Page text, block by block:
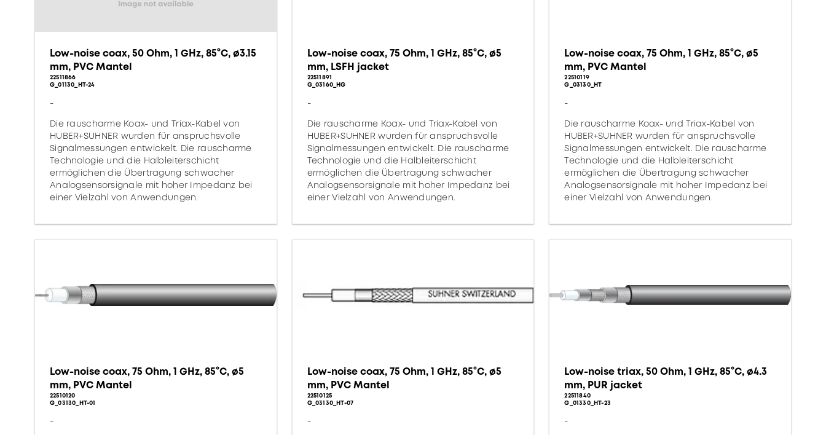
Low-noise coax, 50 Ohm, 1 GHz, 85°C, ø3.15
mm, PVC Mantel
22511866
G_01130_HT-24
-
Die rauscharme Koax- und Triax-Kabel von
HUBER+SUHNER wurden für anspruchsvolle
Signalmessungen entwickelt. Die rauscharme
Technologie und die Halbleiterschicht
ermöglichen die Übertragung schwacher
Analogsensorsignale mit hoher Impedanz bei
einer Vielzahl von Anwendungen.
Low-noise coax, 75 Ohm, 1 GHz, 85°C, ø5
mm, LSFH jacket
22511891
G_03160_HG
-
Die rauscharme Koax- und Triax-Kabel von
HUBER+SUHNER wurden für anspruchsvolle
Signalmessungen entwickelt. Die rauscharme
Technologie und die Halbleiterschicht
ermöglichen die Übertragung schwacher
Analogsensorsignale mit hoher Impedanz bei
einer Vielzahl von Anwendungen.
Low-noise coax, 75 Ohm, 1 GHz, 85°C, ø5
mm, PVC Mantel
22510119
G_03130_HT
-
Die rauscharme Koax- und Triax-Kabel von
HUBER+SUHNER wurden für anspruchsvolle
Signalmessungen entwickelt. Die rauscharme
Technologie und die Halbleiterschicht
ermöglichen die Übertragung schwacher
Analogsensorsignale mit hoher Impedanz bei
einer Vielzahl von Anwendungen.
Low-noise coax, 75 Ohm, 1 GHz, 85°C, ø5
mm, PVC Mantel
22510120
G_03130_HT-01
-
Low-noise coax, 75 Ohm, 1 GHz, 85°C, ø5
mm, PVC Mantel
22510125
G_03130_HT-07
-
Low-noise triax, 50 Ohm, 1 GHz, 85°C, ø4.3
mm, PUR jacket
22511840
G_01330_HT-23
-